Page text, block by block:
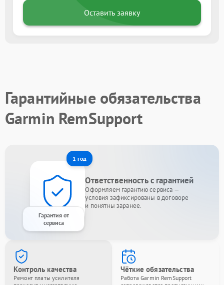
Оставить заявку
Гарантийные обязательства
Garmin RemSupport
1 год
Гарантия от
сервиса
Ответственность с гарантией
Оформляем гарантию сервиса —
условия зафиксированы в договоре
и понятны заранее.
Контроль качества
Ремонт платы усилителя
Чёткие обязательства
Работа Garmin RemSupport